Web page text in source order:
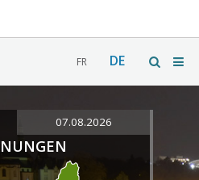
FR DE
07.08.2026